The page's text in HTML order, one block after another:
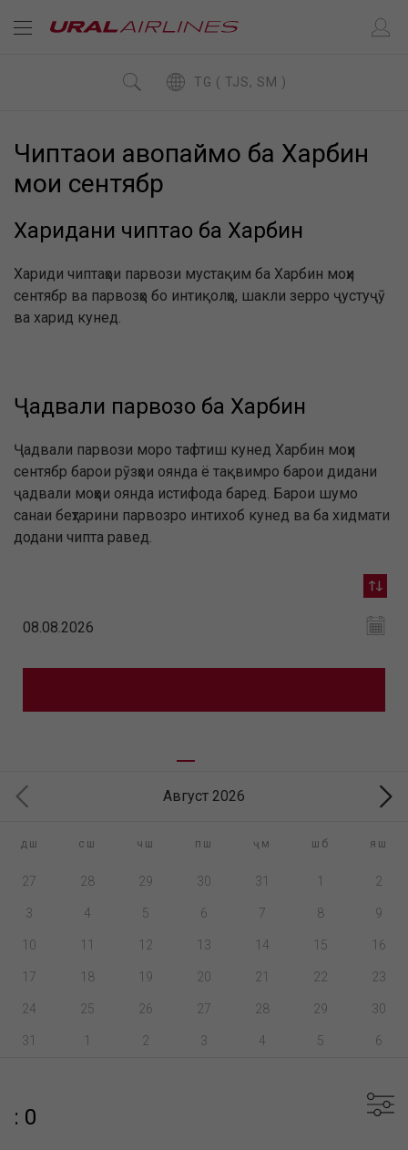
TG ( TJS, SM )
Чиптаҳои ҳавопаймо ба Харбин
моҳи сентябр
Харидани чиптаҳо ба Харбин
Хариди чиптаҳои парвози мустақим ба Харбин моҳи
сентябр ва парвозҳо бо интиқолҳо, шакли зерро ҷустуҷӯ
ва харид кунед.
Ҷадвали парвозҳо ба Харбин
Ҷадвали парвози моро тафтиш кунед Харбин моҳи
сентябр барои рӯзҳои оянда ё тақвимро барои дидани
ҷадвали моҳҳои оянда истифода баред. Барои шумо
санаи беҳтарини парвозро интихоб кунед ва ба хидмати
додани чипта равед.
Август 2026
дш сш чш пш ҷм шб яш
27 28 29 30 31 1 2
3 4 5 6 7 8 9
10 11 12 13 14 15 16
17 18 19 20 21 22 23
24 25 26 27 28 29 30
31 1 2 3 4 5 6
: 0